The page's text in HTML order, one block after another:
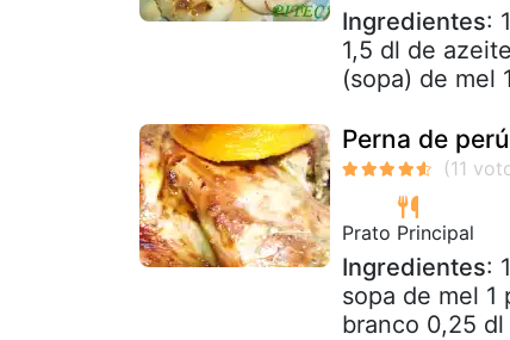
Ingredientes:
1,5 dl de
(sopa) de mel
Perna de
Prato Principal
Ingredientes:
sopa de mel
branco 0,25